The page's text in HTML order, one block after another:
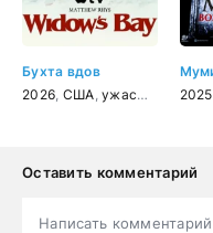
Бухта вдов
2026 США ,ужасы драма,
2025
Оставить комментарий
Написать комментарий